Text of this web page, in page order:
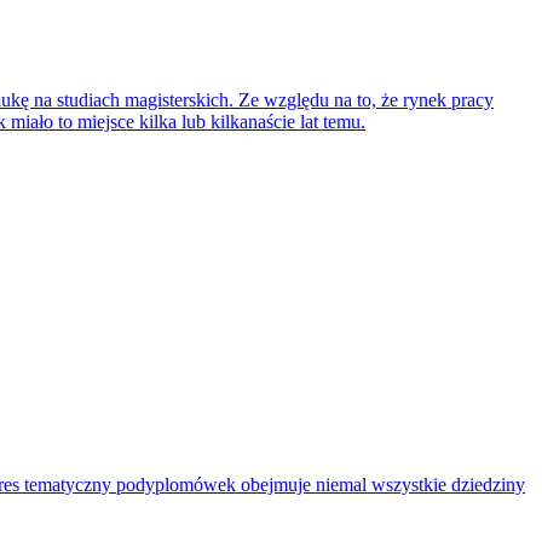
na studiach magisterskich. Ze względu na to, że rynek pracy
to miejsce kilka lub kilkanaście lat temu.
tematyczny podyplomówek obejmuje niemal wszystkie dziedziny